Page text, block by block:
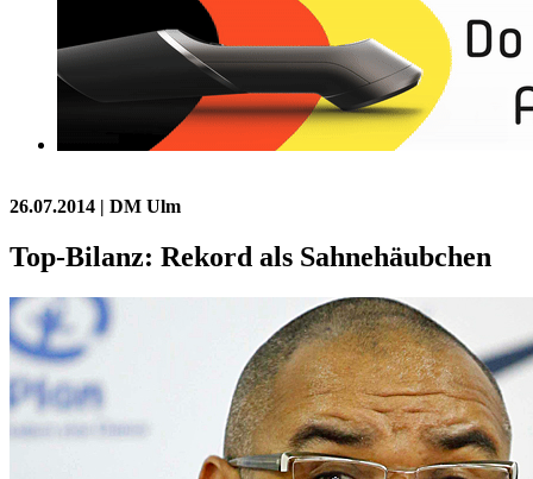
26.07.2014 | DM Ulm
Top-Bilanz: Rekord als Sahnehäubchen